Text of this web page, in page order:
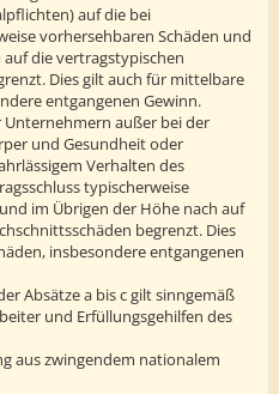
auf die bei
vorhersehbaren Schäden und
die vertragstypischen
Dies gilt auch für mittelbare
entgangenen Gewinn.
außer bei der
und Gesundheit oder
Verhalten des
typischerweise
im Übrigen der Höhe nach auf
begrenzt. Dies
insbesondere entgangenen
Absätze a bis c gilt sinngemäß
und Erfüllungsgehilfen des
aus zwingendem nationalem